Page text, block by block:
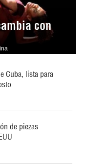
con
Cuba, lista para
de piezas